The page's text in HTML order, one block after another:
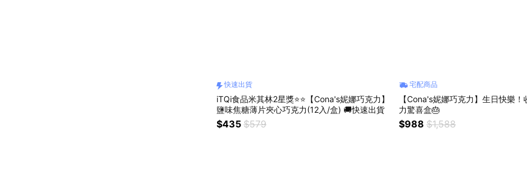
快速出貨
iTQi食品米其林2星獎⭐⭐【Cona's妮娜巧克力】
鹽味焦糖薄片夾心巧克力(12入/盒) 🚚快速出貨
$435 $579
宅配商品
【Cona's妮娜巧克力】生日快樂
力驚喜盒🎂
$988 $1,588